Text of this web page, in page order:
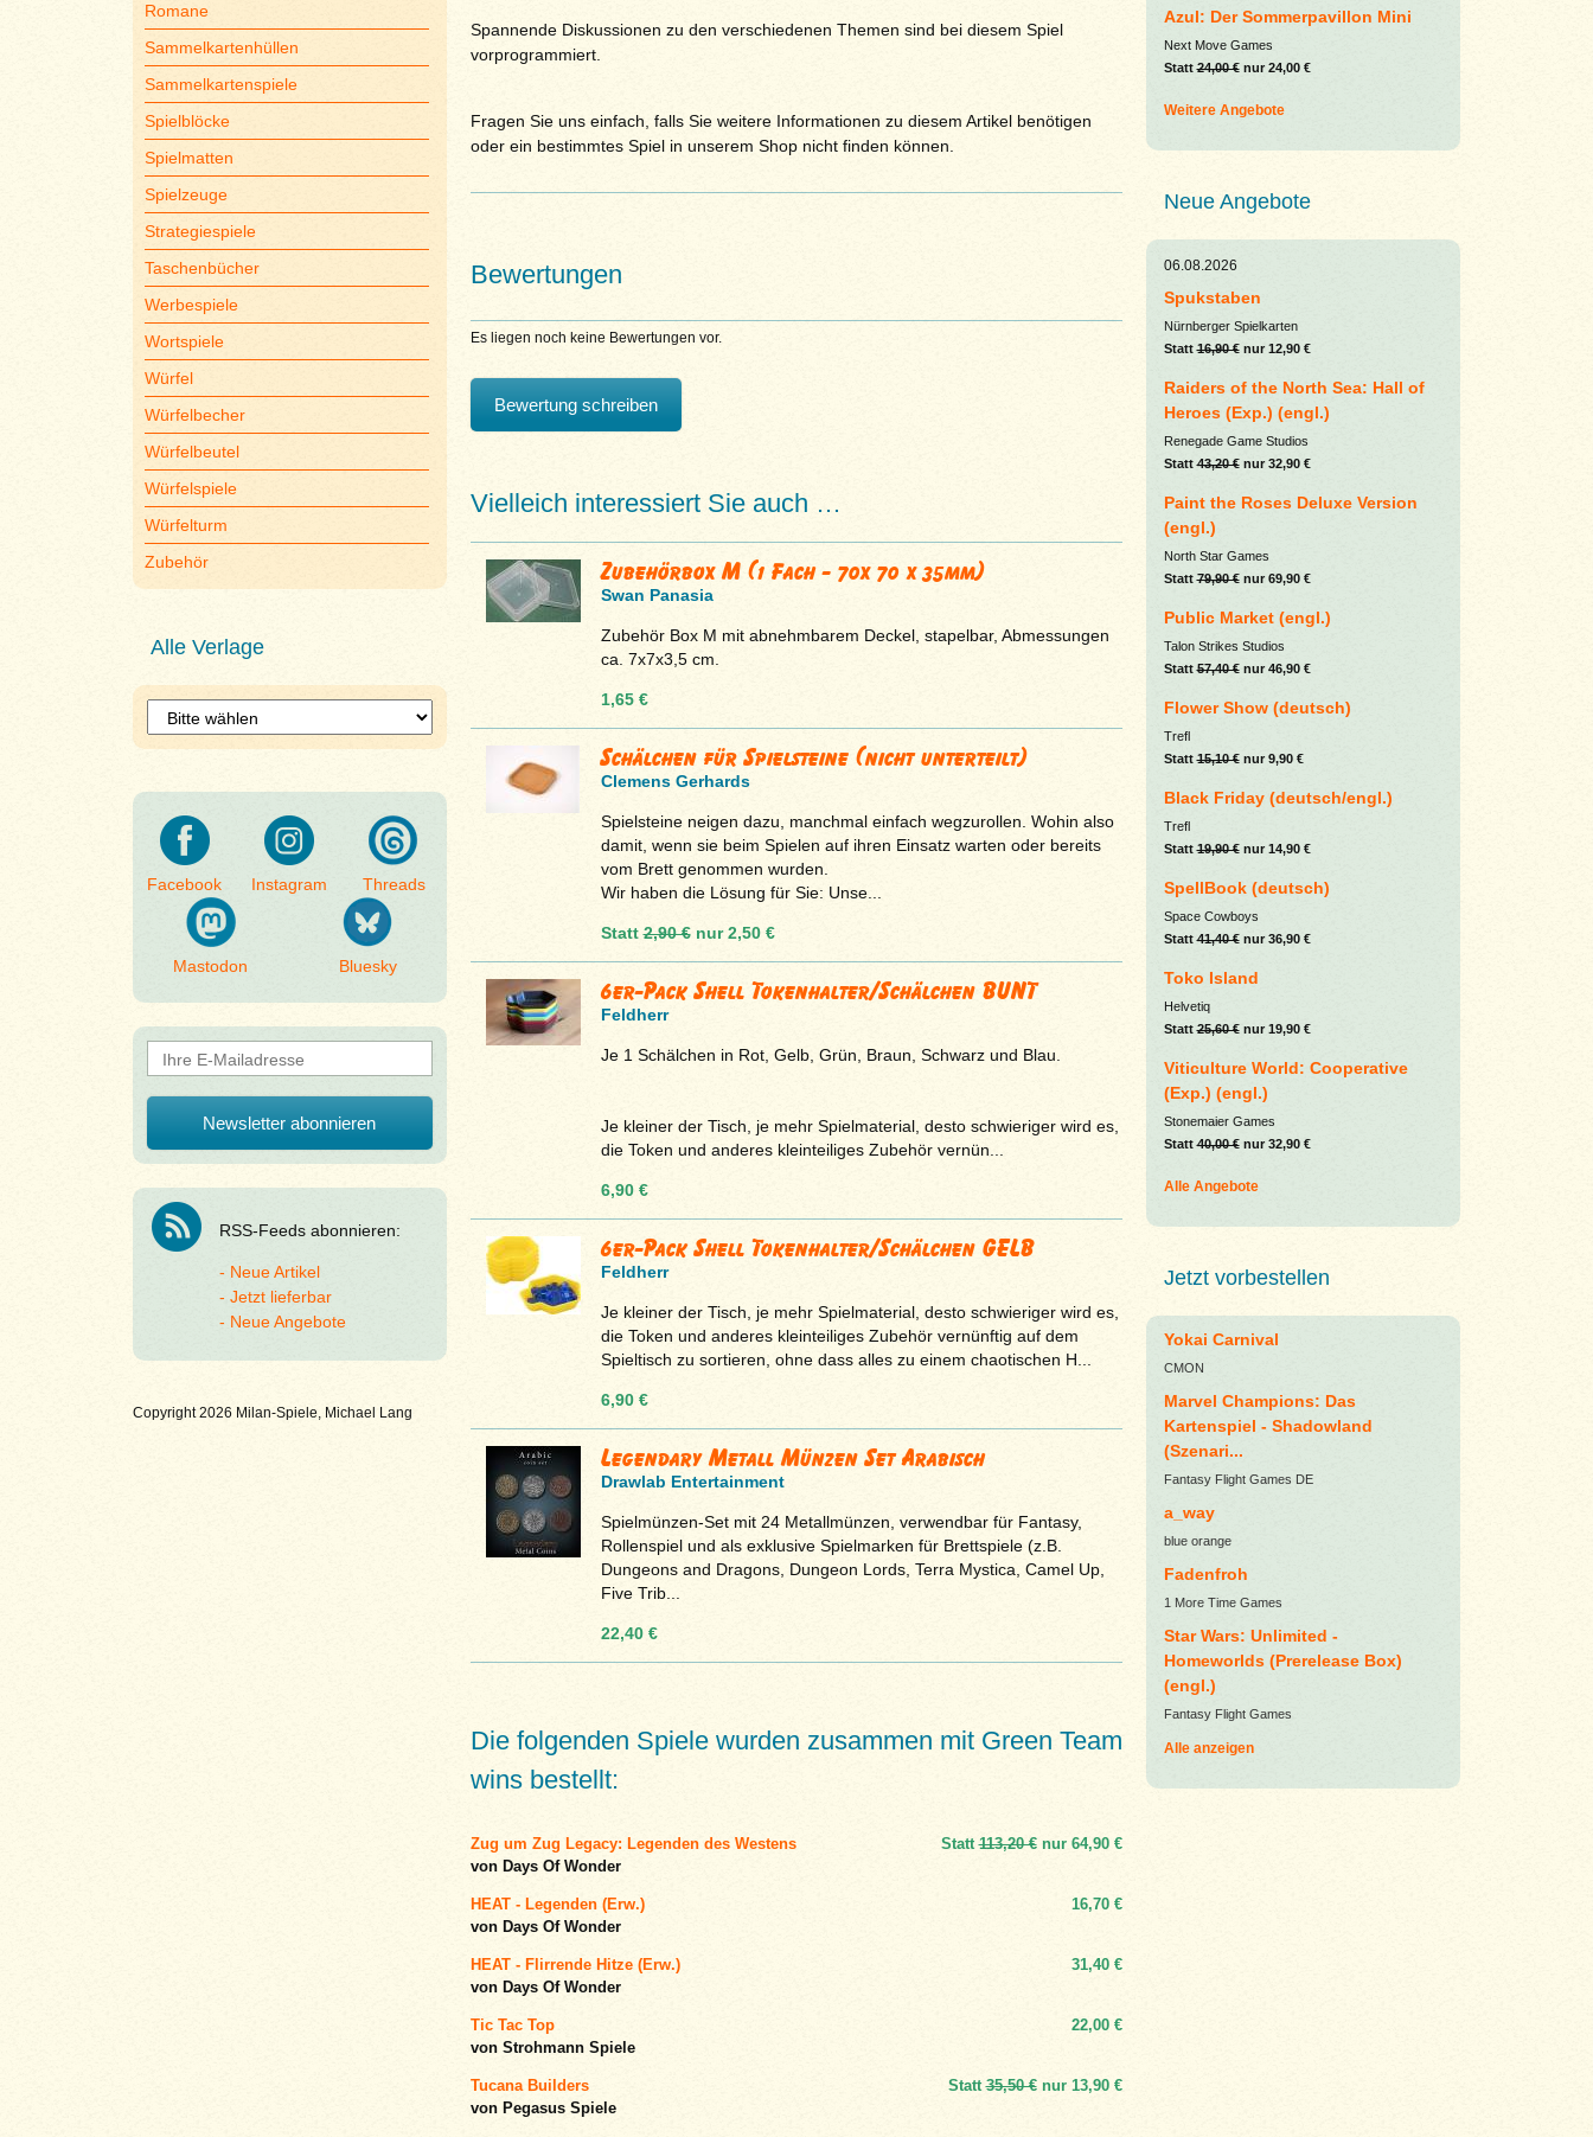
Romane
Sammelkartenhüllen
Sammelkartenspiele
Spielblöcke
Spielmatten
Spielzeuge
Strategiespiele
Taschenbücher
Werbespiele
Wortspiele
Würfel
Würfelbecher
Würfelbeutel
Würfelspiele
Würfelturm
Zubehör
Alle Verlage
Facebook Instagram Threads
Mastodon Bluesky
RSS-Feeds abonnieren:
Neue Artikel
Jetzt lieferbar
Neue Angebote
Copyright 2026 Milan-Spiele, Michael Lang
Spannende Diskussionen zu den verschiedenen Themen sind bei diesem Spiel
vorprogrammiert.
Fragen Sie uns einfach, falls Sie weitere Informationen zu diesem Artikel benötigen
oder ein bestimmtes Spiel in unserem Shop nicht finden können.
Bewertungen
Es liegen noch keine Bewertungen vor.
Bewertung schreiben
Vielleich interessiert Sie auch …
Zubehörbox M (1 Fach - 70x 70 x 35mm)
Swan Panasia
Zubehör Box M mit abnehmbarem Deckel, stapelbar, Abmessungen
ca. 7x7x3,5 cm.
1,65 €
Schälchen für Spielsteine (nicht unterteilt)
Clemens Gerhards
Spielsteine neigen dazu, manchmal einfach wegzurollen. Wohin also
damit, wenn sie beim Spielen auf ihren Einsatz warten oder bereits
vom Brett genommen wurden.
Wir haben die Lösung für Sie: Unse...
Statt2,90 €nur2,50 €
6er-Pack Shell Tokenhalter/Schälchen BUNT
Feldherr
Je 1 Schälchen in Rot, Gelb, Grün, Braun, Schwarz und Blau.
Je kleiner der Tisch, je mehr Spielmaterial, desto schwieriger wird es,
die Token und anderes kleinteiliges Zubehör vernün...
6,90 €
6er-Pack Shell Tokenhalter/Schälchen GELB
Feldherr
Je kleiner der Tisch, je mehr Spielmaterial, desto schwieriger wird es,
die Token und anderes kleinteiliges Zubehör vernünftig auf dem
Spieltisch zu sortieren, ohne dass alles zu einem chaotischen H...
6,90 €
Legendary Metall Münzen Set Arabisch
Drawlab Entertainment
Spielmünzen-Set mit 24 Metallmünzen, verwendbar für Fantasy,
Rollenspiel und als exklusive Spielmarken für Brettspiele (z.B.
Dungeons and Dragons, Dungeon Lords, Terra Mystica, Camel Up,
Five Trib...
22,40 €
Die folgenden Spiele wurden zusammen mit Green Team
wins bestellt:
Zug um Zug Legacy: Legenden des Westens
von Days Of Wonder
Statt113,20 €nur 64,90 €
HEAT - Legenden (Erw.)
von Days Of Wonder
16,70 €
HEAT - Flirrende Hitze (Erw.)
von Days Of Wonder
31,40 €
Tic Tac Top
von Strohmann Spiele
22,00 €
Tucana Builders
von Pegasus Spiele
Statt35,50 €nur 13,90 €
Azul: Der Sommerpavillon Mini
Next Move Games
Statt24,00 €nur 24,00 €
Weitere Angebote
Neue Angebote
06.08.2026
Spukstaben
Nürnberger Spielkarten
Statt16,90 €nur 12,90 €
Raiders of the North Sea: Hall of
Heroes (Exp.) (engl.)
Renegade Game Studios
Statt43,20 €nur 32,90 €
Paint the Roses Deluxe Version
(engl.)
North Star Games
Statt79,90 €nur 69,90 €
Public Market (engl.)
Talon Strikes Studios
Statt57,40 €nur 46,90 €
Flower Show (deutsch)
Trefl
Statt15,10 €nur 9,90 €
Black Friday (deutsch/engl.)
Trefl
Statt19,90 €nur 14,90 €
SpellBook (deutsch)
Space Cowboys
Statt41,40 €nur 36,90 €
Toko Island
Helvetiq
Statt25,60 €nur 19,90 €
Viticulture World: Cooperative
(Exp.) (engl.)
Stonemaier Games
Statt40,00 €nur 32,90 €
Alle Angebote
Jetzt vorbestellen
Yokai Carnival
CMON
Marvel Champions: Das
Kartenspiel - Shadowland
(Szenari...
Fantasy Flight Games DE
a_way
blue orange
Fadenfroh
1 More Time Games
Star Wars: Unlimited -
Homeworlds (Prerelease Box)
(engl.)
Fantasy Flight Games
Alle anzeigen